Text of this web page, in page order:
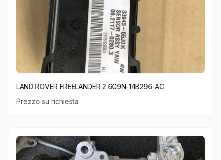
LAND ROVER FREELANDER 2 6G9N-14B296-AC
Prezzo su richiesta